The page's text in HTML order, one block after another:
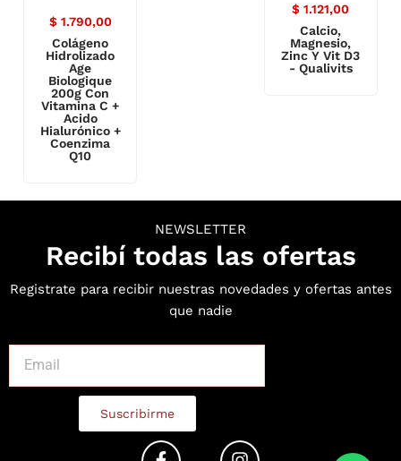
$ 1.121,00
Calcio,
Magnesio,
Zinc Y Vit D3
- Qualivits
$1.790,00
Colágeno
Hidrolizado
Age
Biologique
200g Con
Vitamina C +
Acido
Hialurónico +
Coenzima
Q10
NEWSLETTER
Recibí todas las ofertas
Registrate para recibir nuestras novedades y ofertas antes
que nadie
Suscribirme